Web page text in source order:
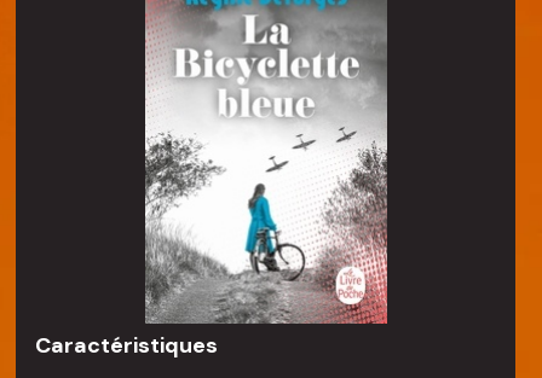
Caractéristiques